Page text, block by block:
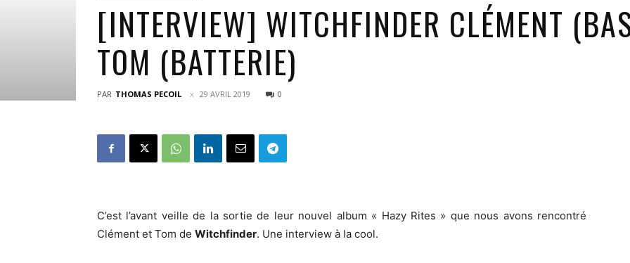
[INTERVIEW] WITCHFINDER CLÉMENT
TOM (BATTERIE)
PAR THOMAS PECOIL 29 AVRIL 2019 0
C’est l’avant veille de la sortie de leur nouvel album « Hazy Rites » que nous avons rencontré
Clément et Tom de Witchfinder. Une interview à la cool.